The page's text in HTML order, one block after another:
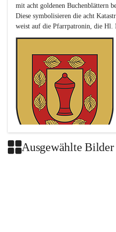
mit acht goldenen Buchenblättern
Diese symbolisieren die acht
Ausgewählte Bilder